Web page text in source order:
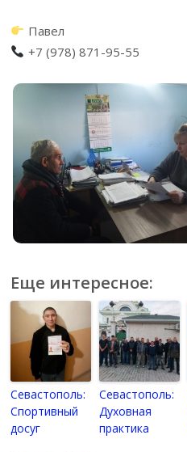
Павел
+7 (978) 871-95-55
Еще интересное:
Севастополь:
Спортивный
досуг
Севастополь:
Духовная
практика